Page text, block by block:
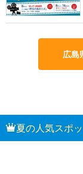
広島
夏の人気スポ